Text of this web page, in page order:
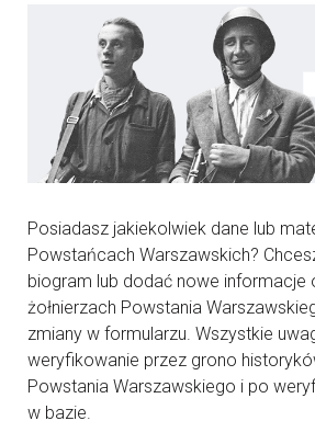
Posiadasz jakiekolwiek dane lub
Powstańcach Warszawskich?
biogram lub dodać nowe informacje
żołnierzach Powstania
zmiany w formularzu. Wszystkie
weryfikowanie przez grono
Powstania Warszawskiego i po
w bazie.